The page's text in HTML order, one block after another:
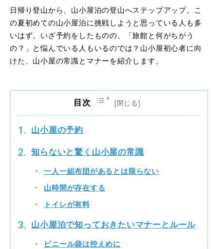
日帰り登山から、山小屋泊の登山へステップアップ。こ
の夏初めての山小屋泊に挑戦しようと思っている人も多
いはず。いざ予約をしたものの、「旅館と何がちがう
の？」と悩んでいる人もいるのでは？山小屋初心者に向
けた、山小屋の常識とマナーを紹介します。
目次
山小屋の予約
知らないと驚く山小屋の常識
一人一組布団があるとは限らない
山時間が存在する
トイレが有料
山小屋泊で知っておきたいマナーとルール
ビニール袋は控えめに